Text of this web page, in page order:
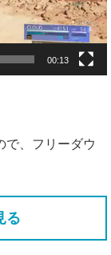
00:13
で、フリーダウ
る